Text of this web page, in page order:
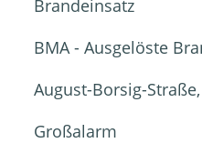
Brandeinsatz
BMA - Ausgelöste
August-Borsig-
Großalarm